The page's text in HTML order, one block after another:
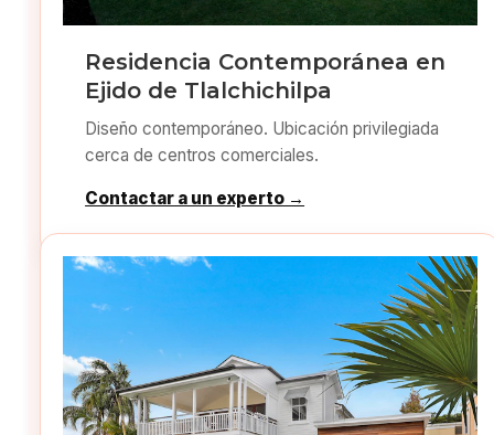
Residencia Contemporánea en
Ejido de Tlalchichilpa
Diseño contemporáneo. Ubicación privilegiada
cerca de centros comerciales.
Contactar a un experto →